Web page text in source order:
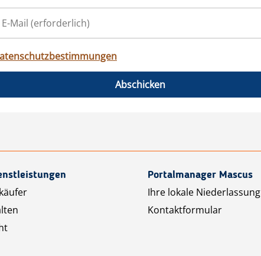
Abschicken
Portalmanager Mascus
Ihre lokale Niederlassung
Kontaktformular